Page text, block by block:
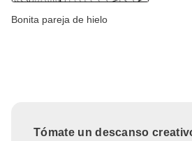
Bonita pareja de hielo
Tómate un descanso